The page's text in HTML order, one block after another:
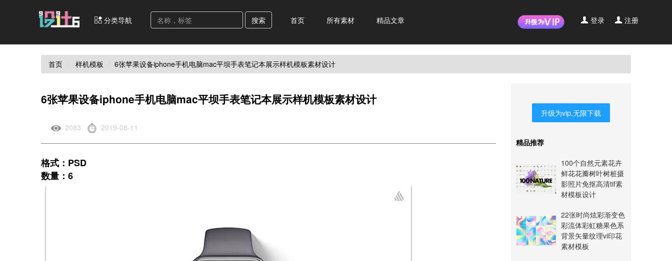
分类导航 搜索 首页 所有素材 精品文章 登录 注册
首页 样机模板 6张苹果设备iphone手机电脑mac平坝手表笔记本展示样机模板素材设计
6张苹果设备iphone手机电脑mac平坝手表笔记本展示样机模板素材设计
2083 2019-08-11
格式：PSD
数量：6
升级为vip,无限下载
精品推荐
100个自然元素花卉
鲜花花瓣树叶树桩摄
影照片免抠高清tif素
材模板设计
22张时尚炫彩渐变色
彩流体彩虹糖果色系
背景矢量纹理vi印花
素材模板